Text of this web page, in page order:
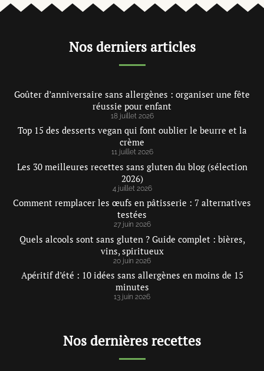
Nos derniers articles
Goûter d’anniversaire sans allergènes : organiser une fête
réussie pour enfant
18 juillet 2026
Top 15 des desserts vegan qui font oublier le beurre et la
crème
11 juillet 2026
Les 30 meilleures recettes sans gluten du blog (sélection
2026)
4 juillet 2026
Comment remplacer les œufs en pâtisserie : 7 alternatives
testées
27 juin 2026
Quels alcools sont sans gluten ? Guide complet : bières,
vins, spiritueux
20 juin 2026
Apéritif d’été : 10 idées sans allergènes en moins de 15
minutes
13 juin 2026
Nos dernières recettes